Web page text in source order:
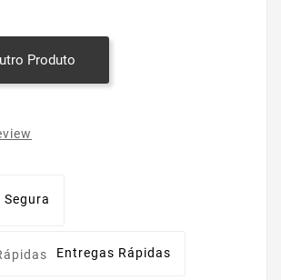
Produto
Segura
Entregas Rápidas